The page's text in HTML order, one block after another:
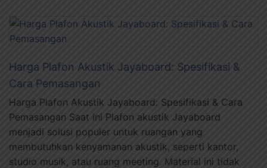
Harga Plafon Akustik Jayaboard: Spesifikasi &
Cara Pemasangan
Harga Plafon Akustik Jayaboard: Spesifikasi & Cara
Pemasangan Saat ini Plafon akustik Jayaboard
menjadi solusi populer untuk ruangan yang
membutuhkan kenyamanan akustik, seperti kantor,
studio musik, atau ruang meeting. Material ini tidak